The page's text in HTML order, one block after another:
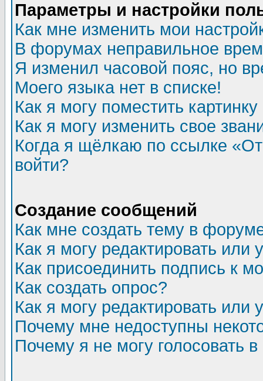
Параметры и настройки
Как мне изменить мои
В форумах неправильное
Я изменил часовой пояс, но
Моего языка нет в списке!
Как я могу поместить
Как я могу изменить свое
Когда я щёлкаю по ссылке
войти?
Создание сообщений
Как мне создать тему в
Как я могу редактировать или
Как присоединить подпись к
Как создать опрос?
Как я могу редактировать или
Почему мне недоступны
Почему я не могу голосовать